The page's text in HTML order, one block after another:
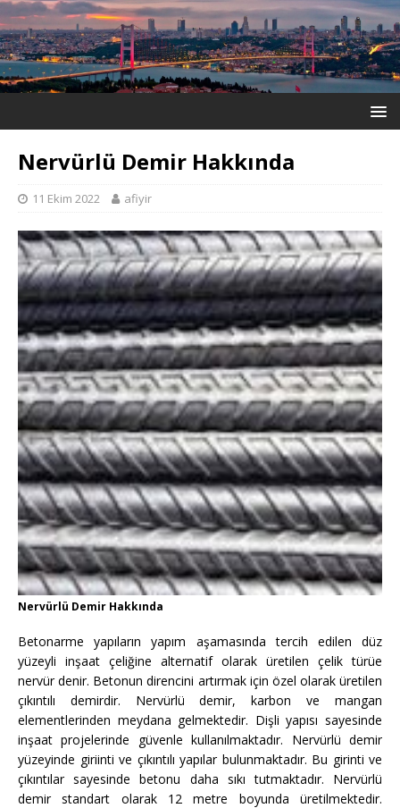
Nervürlü Demir Hakkında
11 Ekim 2022 afiyir
Nervürlü Demir Hakkında
Betonarme yapıların yapım aşamasında tercih edilen düz
yüzeyli inşaat çeliğine alternatif olarak üretilen çelik türüe
nervür denir. Betonun direncini artırmak için özel olarak üretilen
çıkıntılı demirdir. Nervürlü demir, karbon ve mangan
elementlerinden meydana gelmektedir. Dişli yapısı sayesinde
inşaat projelerinde güvenle kullanılmaktadır. Nervürlü demir
yüzeyinde giriinti ve çıkıntılı yapılar bulunmaktadır. Bu girinti ve
çıkıntılar sayesinde betonu daha sıkı tutmaktadır. Nervürlü
demir standart olarak 12 metre boyunda üretilmektedir.